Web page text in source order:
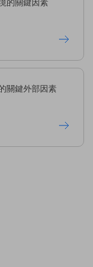
的關鍵因素
關鍵外部因素